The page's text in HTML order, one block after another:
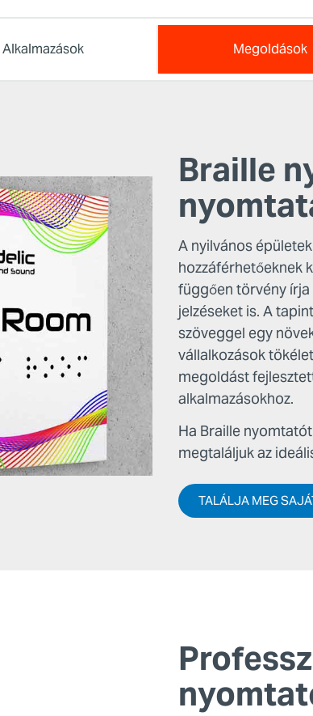
Alkalmazások Megoldások
Braille
A nyilvános
hozzáférhetőeknek
függően törvény írja
jelzéseket is. A
szöveggel egy
vállalkozások
megoldást
alkalmazásokhoz.
Ha Braille
megtaláljuk az
TALÁLJA MEG